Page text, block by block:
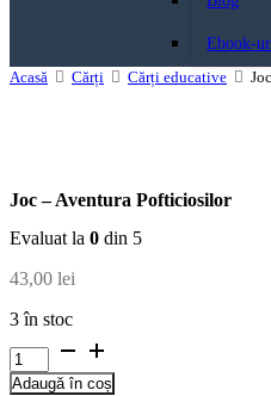
Ebook-
Acasă
Cărți Cărți educative
Joc – Aventura Pofticiosilor
Evaluat la 0 din 5
43,00 lei
3 în stoc
Cantitate
Joc
-Adaugă în coș